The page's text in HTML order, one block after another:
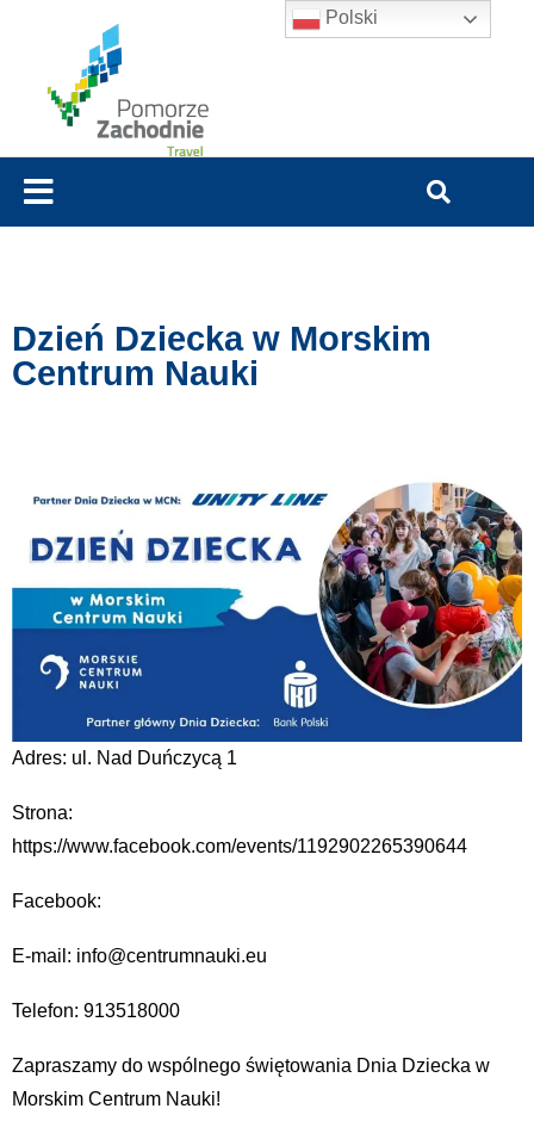
Dzień Dziecka w Morskim
Centrum Nauki
Adres: ul. Nad Duńczycą 1
Strona:
https://www.facebook.com/events/1192902265390644
Facebook:
E-mail: info@centrumnauki.eu
Telefon: 913518000
Zapraszamy do wspólnego świętowania Dnia Dziecka w
Morskim Centrum Nauki!
Polski